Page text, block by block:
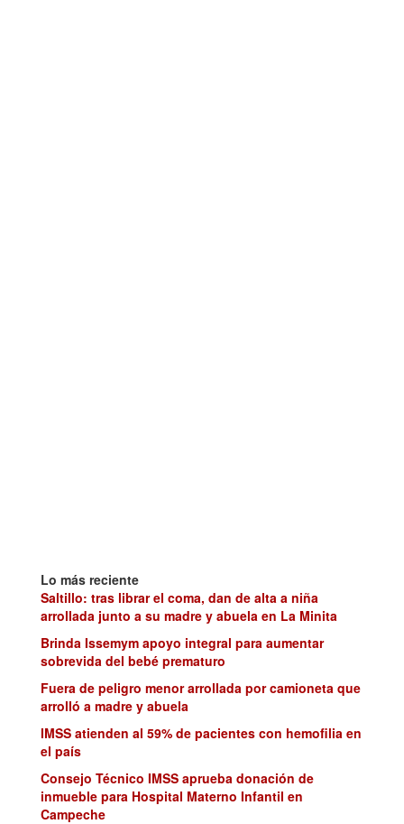
Lo más reciente
Saltillo: tras librar el coma, dan de alta a niña
arrollada junto a su madre y abuela en La Minita
Brinda Issemym apoyo integral para aumentar
sobrevida del bebé prematuro
Fuera de peligro menor arrollada por camioneta que
arrolló a madre y abuela
IMSS atienden al 59% de pacientes con hemofilia en
el país
Consejo Técnico IMSS aprueba donación de
inmueble para Hospital Materno Infantil en
Campeche